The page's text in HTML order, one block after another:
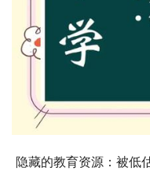
隐藏的教育资源：被低